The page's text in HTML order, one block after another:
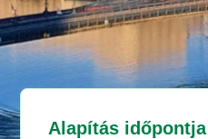
Alapítás időpontja